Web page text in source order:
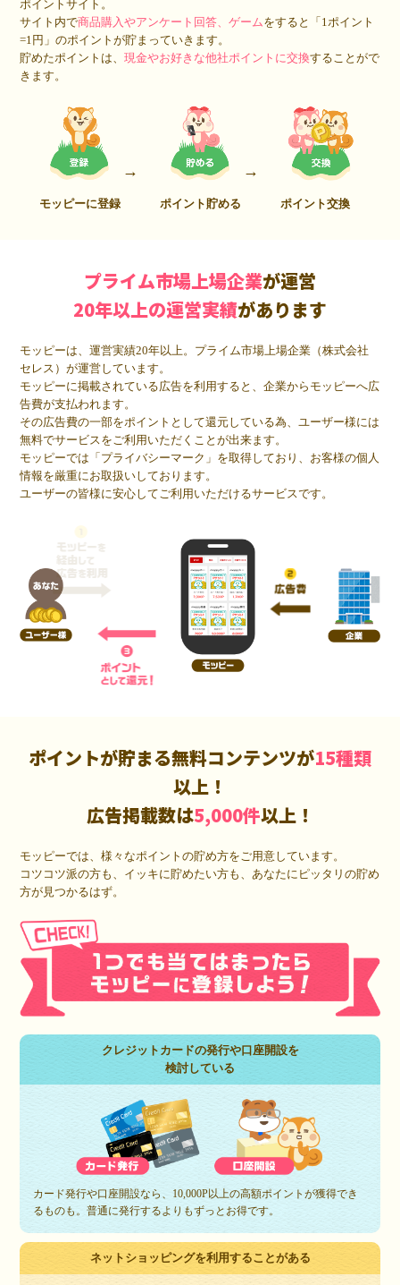
ポイントサイト。
サイト内で商品購入やアンケート回答、ゲームをすると「1ポイント
=1円」のポイントが貯まっていきます。
貯めたポイントは、現金やお好きな他社ポイントに交換することがで
きます。
モッピーに登録 ポイント貯める ポイント交換
プライム市場上場企業が運営
20年以上の運営実績があります
モッピーは、運営実績20年以上。プライム市場上場企業（株式会社
セレス）が運営しています。
モッピーに掲載されている広告を利用すると、企業からモッピーへ広
告費が支払われます。
その広告費の一部をポイントとして還元している為、ユーザー様には
無料でサービスをご利用いただくことが出来ます。
モッピーでは「プライバシーマーク」を取得しており、お客様の個人
情報を厳重にお取扱いしております。
ユーザーの皆様に安心してご利用いただけるサービスです。
ポイントが貯まる無料コンテンツが15種類
以上！
広告掲載数は5,000件以上！
モッピーでは、様々なポイントの貯め方をご用意しています。
コツコツ派の方も、イッキに貯めたい方も、あなたにピッタリの貯め
方が見つかるはず。
クレジットカードの発行や口座開設を
検討している
カード発行や口座開設なら、10,000P以上の高額ポイントが獲得でき
るものも。普通に発行するよりもずっとお得です。
ネットショッピングを利用することがある